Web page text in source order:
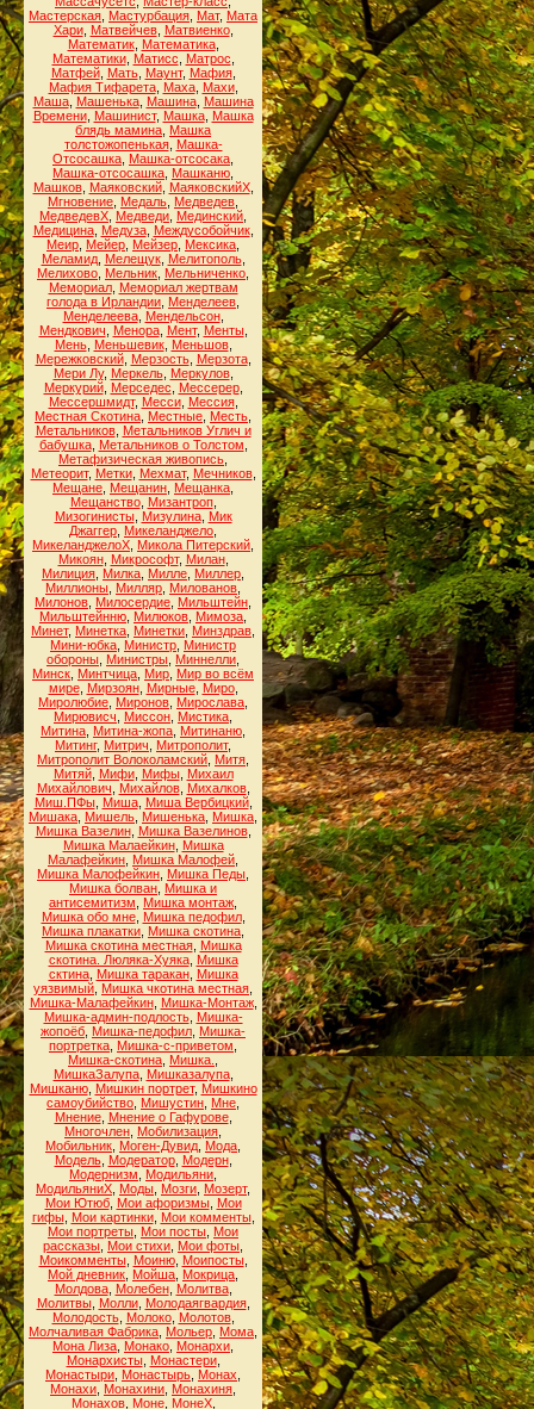
Мастерская Мастурбация Мат, Мата
Хари, Матвейчев, Матвиенко,
Математик, Математика,
Математики, Матисс Матрос
Матфей, Мать, Маунт, Мафия,
Мафия Тифарета, Маха, Махи,
Маша, Машенька, Машина, Машина
Времени, Машинист, Машка, Машка
блядь мамина Машка
толстожопенькая, Машка-
Отсосашка Машка-отсосака
Машка-отсосашка Машканю
Машков, Маяковский, МаяковскийХ,
Мгновение Медаль Медведев
МедведевХ Медведи Мединский
Медицина, Медуза, Междусобойчик,
Меир Мейер Мейзер Мексика
Меламид, Мелещук, Мелитополь,
Мелихово Мельник Мельниченко
Мемориал, Мемориал жертвам
голода в Ирландии Менделеев
Менделеева, Мендельсон,
Мендкович
Менора, Мент, Менты,
Мень, Меньшевик, Меньшов,
Мережковский, Мерзость, Мерзота,
Мери Лу, Меркель, Меркулов,
Меркурий, Мерседес Мессерер,
Мессершмидт, Месси, Мессия,
Местная Скотина Местные Месть
Метальников, Метальников Углич и
бабушка, Метальников о Толстом
Метафизическая живопись
Метеорит, Метки, Мехмат, Мечников,
Мещане Мещанин Мещанка
Мещанство, Мизантроп,
Мизогинисты, Мизулина, Мик
Джаггер Микеланджело
МикеланджелоХ Микола Питерский
Микоян, Микрософт, Милан,
Милиция Милка Милле Миллер
Миллионы Милляр Милованов
Милонов Милосердие Мильштейн
Мильштейнню Милюков Мимоза
Минет, Минетка Минетки Минздрав
Мини-юбка Министр Министр
обороны Министры Миннелли
Минск Минтчица Мир Мир во всём
мире, Мирзоян, Мирные, Миро,
Миролюбие Миронов Мирослава
Мирювисч
Миссон Мистика
Митина Митина-жопа Митинаню
Митинг, Митрич Митрополит,
Митрополит Волоколамский Митя
Митяй, Мифи, Мифы, Михаил
Михайлович
Михайлов, Михалков,
Миш.ПФы, Миша, Миша Вербицкий,
Мишака Мишель Мишенька Мишка
Мишка Вазелин, Мишка Вазелинов,
Мишка Малаейкин, Мишка
Малафейкин Мишка Малофей
Мишка Малофейкин Мишка Педы
Мишка болван Мишка и
антисемитизм
Мишка монтаж
Мишка обо мне, Мишка педофил,
Мишка плакатки Мишка скотина
Мишка скотина местная, Мишка
скотина. Люляка-Хуяка, Мишка
сктина, Мишка таракан, Мишка
уязвимый Мишка чкотина местная
Мишка-Малафейкин, Мишка-Монтаж,
Мишка-админ-подлость, Мишка-
жопоёб Мишка-педофил Мишка-
портретка Мишка-с-приветом
Мишка-скотина Мишка.
МишкаЗалупа, Мишказалупа,
Мишканю, Мишкин портрет, Мишкино
самоубийство Мишустин Мне
Мнение, Мнение о Гафурове,
Многочлен Мобилизация
Мобильник Моген-Дувид Мода
Модель, Модератор, Модерн,
Модернизм
Модильяни
МодильяниХ Моды Мозги Мозерт,
Мои Ютюб, Мои афоризмы, Мои
гифы, Мои картинки, Мои комменты,
Мои портреты Мои посты Мои
рассказы Мои стихи Мои фоты
Моикомменты, Моиню, Моипосты,
Мой дневник Мойша Мокрица
Молдова, Молебен, Молитва,
Молитвы, Молли, Молодаягвардия,
Молодость, Молоко, Молотов,
Молчаливая Фабрика Мольер Мома
Мона Лиза Монако Монархи
Монархисты, Монастери,
Монастыри Монастырь Монах
Монахи Монахини Монахиня
Монахов, Моне, МонеХ,